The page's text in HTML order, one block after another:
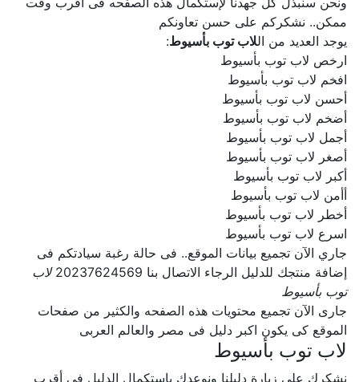
ممكن.. نشكركم على حسن تعاونكم
يوجد العديد من ال لاب توب بأسيوط:
ارخص لاب توب بأسيوط
افخم لاب توب بأسيوط
أحسن لاب توب بأسيوط
أضخم لاب توب بأسيوط
أجمل لاب توب بأسيوط
أصغر لاب توب بأسيوط
أكبر لاب توب بأسيوط
أأمن لاب توب بأسيوط
أخطر لاب توب بأسيوط
اسرع لاب توب بأسيوط
جاري الآن تجميع بيانات الموقع.. فى حالة رغبة سيادتكم فى
إضافة منتجك للدليل الرجاء الاتصال بنا 20237624569
لاب
توب بأسيوط
جارى الآن تجميع محتويات هذه الصفحه والكثير من صفحات
الموقع كى يكون اكبر دليل فى مصر والعالم العربى
لاب توب بأسيوط
نشكرك على زيارة دليلنا ونوعدك بإستكمال الدليل فى أقرب